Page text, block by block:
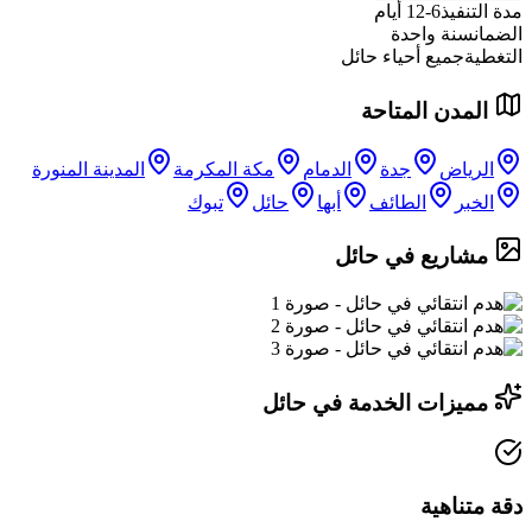
مدة التنفيذ6-12 أيام
الضمانسنة واحدة
التغطيةجميع أحياء حائل
المدن المتاحة
الرياض جدة الدمام مكة المكرمة
المدينة المنورة
الخبر
الطائف أبها حائل تبوك
مشاريع في حائل
مميزات الخدمة في حائل
دقة متناهية